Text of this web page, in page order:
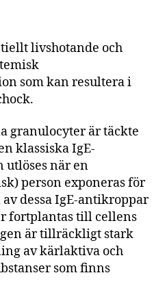
livshotande och
som kan resultera i
granulocyter är täckte
klassiska IgE-
när en
person exponeras för
dessa IgE-antikroppar
fortplantas till cellens
är tillräckligt stark
av kärlaktiva och
som finns